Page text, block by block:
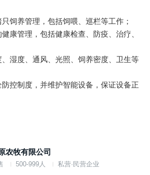
饲养管理，包括饲喂、巡栏等工作；
康管理，包括健康检查、防疫、治疗、
湿度、通风、光照、饲养密度、卫生等
控制度，并维护智能设备，保证设备正
农牧有限公司
500-999人 私营·民营企业